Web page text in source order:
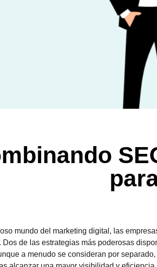
mundo del marketing digital, las
Dos de las estrategias más poderosas
a menudo se consideran por